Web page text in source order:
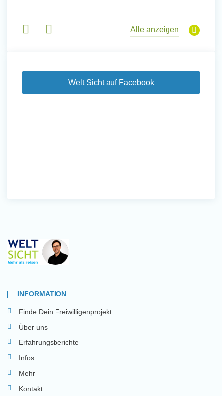
Alle anzeigen
Welt Sicht auf Facebook
INFORMATION
Finde Dein Freiwilligenprojekt
Über uns
Erfahrungsberichte
Infos
Mehr
Kontakt